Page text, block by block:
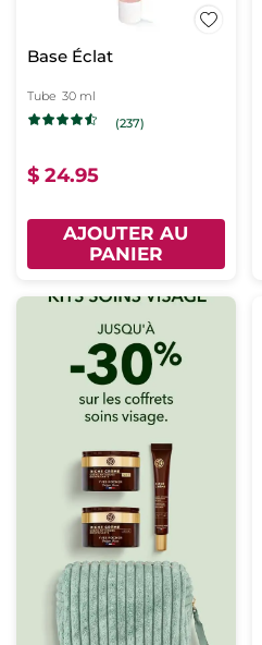
Base Éclat
Tube 30 ml
(237)
$ 24.95
AJOUTER AU
PANIER